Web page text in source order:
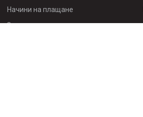
Начини на плащане
Заявка за връщане